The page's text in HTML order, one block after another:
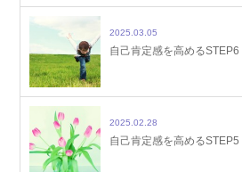
2025.03.05
自己肯定感を高める
2025.02.28
自己肯定感を高める